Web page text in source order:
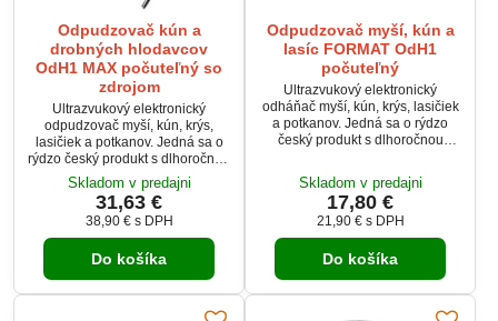
Odpudzovač kún a
drobných hlodavcov
OdH1 MAX počuteľný so
zdrojom
Ultrazvukový elektronický
odpudzovač myší, kún, krýs,
lasičiek a potkanov. Jedná sa o
rýdzo český produkt s dlhoročnou
tradíciou od roku 1991.
Spoľahlivý, výkonný, za dobu
viac ako 29 rokov overený
mnohými zákazníkmi. Neškodný
ako pre človeka a domáce
hospodárske zvieratá.
Skladom v predajni
31,63 €
38,90 € s DPH
Do košíka
Odpudzovač myší, kún a
lasíc FORMAT OdH1
počuteľný
Ultrazvukový elektronický
odháňač myší, kún, krýs, lasičiek
a potkanov. Jedná sa o rýdzo
český produkt s dlhoročnou
rokov overený mnohými
zákazníkmi. Neškodný ako pre
človeka a domáce hospodárske
zvieratá.
Skladom v predajni
17,80 €
21,90 € s DPH
Do košíka